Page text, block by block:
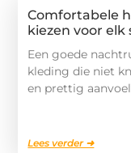
Comfortabele
kiezen voor elk
Een goede
kleding die niet
en prettig
Lees verder ➜